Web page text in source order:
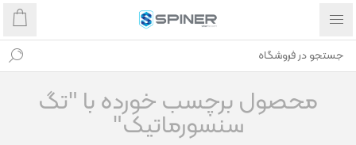
محصول برچسب خورده با "تگ
سنسورماتیک"